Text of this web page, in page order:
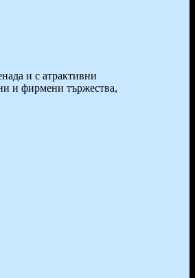
и с атрактивни
и фирмени тържества,